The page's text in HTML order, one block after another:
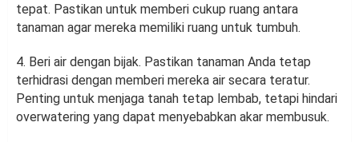
tepat. Pastikan untuk memberi cukup ruang antara
tanaman agar mereka memiliki ruang untuk tumbuh.
4. Beri air dengan bijak. Pastikan tanaman Anda tetap
terhidrasi dengan memberi mereka air secara teratur.
Penting untuk menjaga tanah tetap lembab, tetapi hindari
overwatering yang dapat menyebabkan akar membusuk.